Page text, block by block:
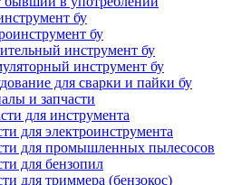
бу
бу
инструмент бу
инструмент бу
для сварки и пайки бу
и запчасти
для инструмента
для электроинструмента
для промышленных пылесосов
для бензопил
для триммера (бензокос)